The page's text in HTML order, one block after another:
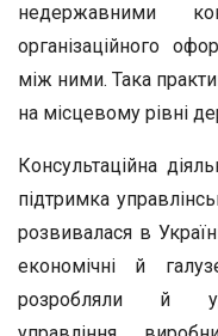
недержавними
організаційного
між ними. Така
на місцевому рівні
Консультаційна
підтримка
розвивалася в
економічні й
розробляли й